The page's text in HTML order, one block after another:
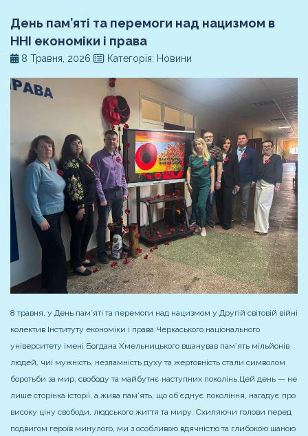
День пам’яті та перемоги над нацизмом в
ННІ економіки і права
8 Травня, 2026 Категорія: Новини
8 травня, у День пам’яті та перемоги над нацизмом у Другій світовій війні
колектив Інституту економіки і права Черкаського національного
університету імені Богдана Хмельницького вшанував пам’ять мільйонів
людей, чиї мужність, незламність духу та жертовність стали символом
боротьби за мир, свободу та майбутнє наступних поколінь.Цей день — не
лише сторінка історії, а жива пам’ять, що об’єднує покоління, нагадує про
високу ціну свободи, людського життя та миру. Схиляючи голови перед
подвигом героїв минулого, ми з особливою вдячністю та глибокою шаною